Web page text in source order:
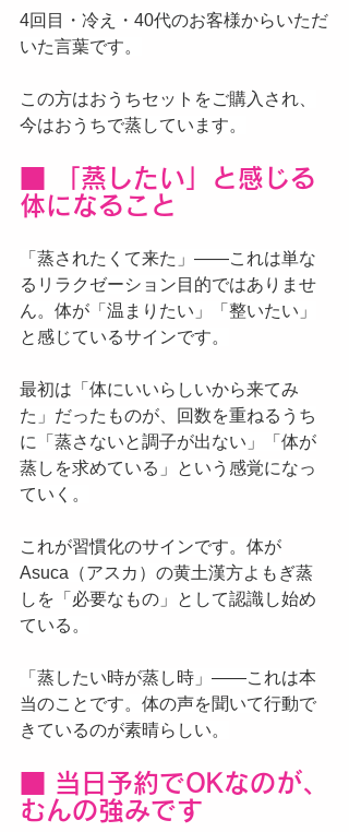
4回目・冷え・40代のお客様からいただ
いた言葉です。
この方はおうちセットをご購入され、
今はおうちで蒸しています。
■ 「蒸したい」と感じる
体になること
「蒸されたくて来た」——これは単な
るリラクゼーション目的ではありませ
ん。体が「温まりたい」「整いたい」
と感じているサインです。
最初は「体にいいらしいから来てみ
た」だったものが、回数を重ねるうち
に「蒸さないと調子が出ない」「体が
蒸しを求めている」という感覚になっ
ていく。
これが習慣化のサインです。体が
Asuca（アスカ）の黄土漢方よもぎ蒸
しを「必要なもの」として認識し始め
ている。
「蒸したい時が蒸し時」——これは本
当のことです。体の声を聞いて行動で
きているのが素晴らしい。
■ 当日予約でOKなのが、
むんの強みです